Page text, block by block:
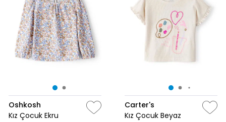
Oshkosh
Kız Çocuk Ekru
Carter's
Kız Çocuk Beyaz